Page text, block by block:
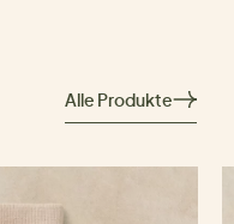
Alle Produkte